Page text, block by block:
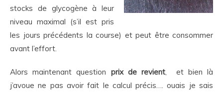
stocks de glycogène à leur
niveau maximal (s’il est pris
les jours précédents la course) et peut être consommer
avant l’effort.
Alors maintenant question prix de revient , et bien là
j’avoue ne pas avoir fait le calcul précis…. ouais je sais